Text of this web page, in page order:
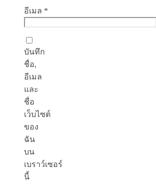
อีเมล *
บันทึก
ชื่อ,
อีเมล
และ
ชื่อ
เว็บไซต์
ของ
ฉัน
บน
เบราว์เซอร์
นี้